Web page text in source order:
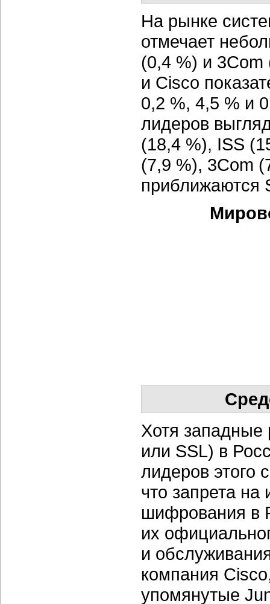
На рынке
отмечает
(0,4 %) и
и Cisco
0,2 %, 4,5 % и
лидеров
(18,4 %), ISS
(7,9 %), 3Com
приближаются
Хотя западные
или SSL) в
лидеров этого
что запрета на
шифрования в
их
и
компания
упомянутые